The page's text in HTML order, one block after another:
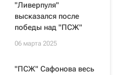
"Ливерпуля"
высказался после
победы над "ПСЖ"
06 марта 2025
"ПСЖ" Сафонова весь